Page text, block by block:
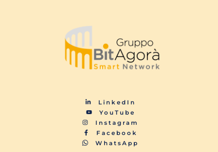
LinkedIn
YouTube
Instagram
Facebook
WhatsApp